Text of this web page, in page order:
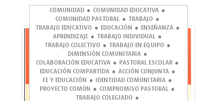
Sidebar
COMUNIDAD
COMUNIDAD EDUCATIVA
COMUNIDAD PASTORAL
TRABAJO
TRABAJO EDUCATIVO
EDUCACIÓN
ENSEÑANZA
APRENDIZAJE
TRABAJO INDIVIDUAL
TRABAJO COLECTIVO
TRABAJO EN EQUIPO
DIMENSIÓN COMUNITARIA
COLABORACIÓN EDUCATIVA
PASTORAL ESCOLAR
EDUCACIÓN COMPARTIDA
ACCIÓN CONJUNTA
FE Y EDUCACIÓN
IDENTIDAD COMUNITARIA
PROYECTO COMÚN
COMPROMISO PASTORAL
TRABAJO COLEGIADO